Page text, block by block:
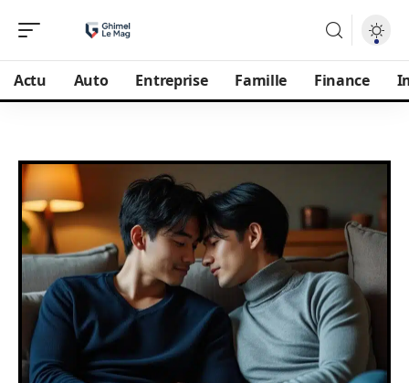
Actu Auto Entreprise Famille Finance